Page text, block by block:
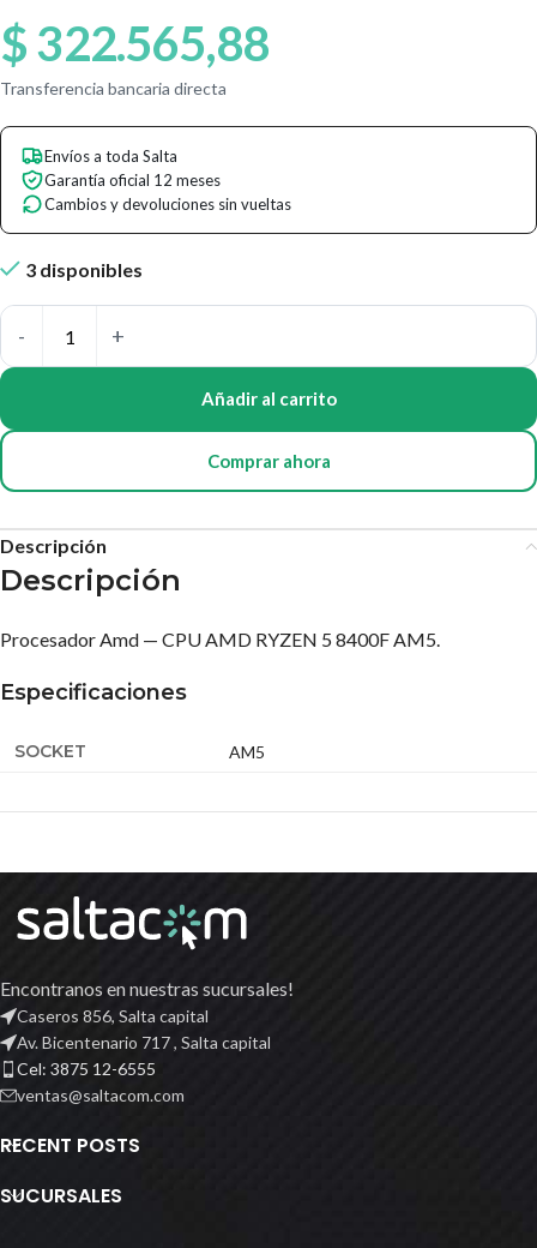
$322.565,88
Transferencia bancaria directa
Envíos a toda Salta
Garantía oficial 12 meses
Cambios y devoluciones sin vueltas
3 disponibles
Añadir al carrito
Comprar ahora
Descripción
Descripción
Procesador Amd — CPU AMD RYZEN 5 8400F AM5.
Especificaciones
SOCKET AM5
Encontranos en nuestras sucursales!
Caseros 856, Salta capital
Av. Bicentenario 717 , Salta capital
Cel: 3875 12-6555
ventas@saltacom.com
RECENT POSTS
SUCURSALES